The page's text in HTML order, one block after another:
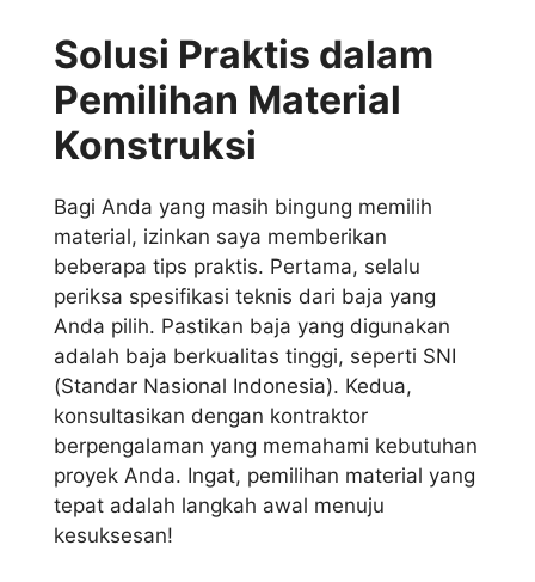
Solusi Praktis dalam
Pemilihan Material
Konstruksi
Bagi Anda yang masih bingung memilih
material, izinkan saya memberikan
beberapa tips praktis. Pertama, selalu
periksa spesifikasi teknis dari baja yang
Anda pilih. Pastikan baja yang digunakan
adalah baja berkualitas tinggi, seperti SNI
(Standar Nasional Indonesia). Kedua,
konsultasikan dengan kontraktor
berpengalaman yang memahami kebutuhan
proyek Anda. Ingat, pemilihan material yang
tepat adalah langkah awal menuju
kesuksesan!